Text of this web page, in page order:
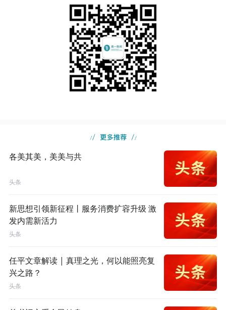
各美其美，美美与共
头条
新思想引领新征程丨服务消费扩容升级 激
发内需新活力
头条
任平文章解读 | 真理之光，何以能照亮复
兴之路？
头条